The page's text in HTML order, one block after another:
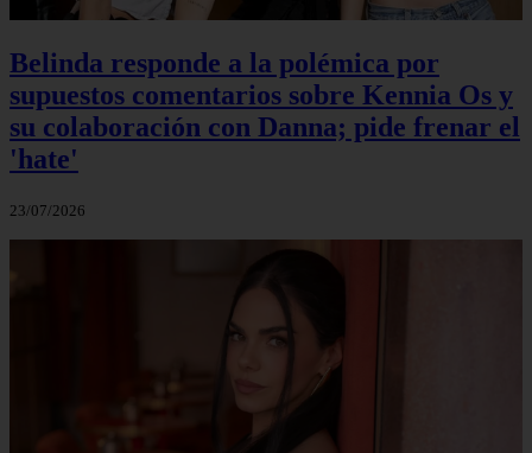
Belinda responde a la polémica por
supuestos comentarios sobre Kennia Os y
su colaboración con Danna; pide frenar el
'hate'
23/07/2026